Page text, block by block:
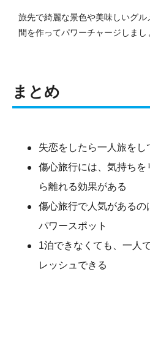
旅先で綺麗な景色や美味しいグ
間を作ってパワーチャージしまし
まとめ
失恋をしたら一人旅をし
傷心旅行には、気持ち
ら離れる効果がある
傷心旅行で人気がある
パワースポット
1泊できなくても、一人
レッシュできる